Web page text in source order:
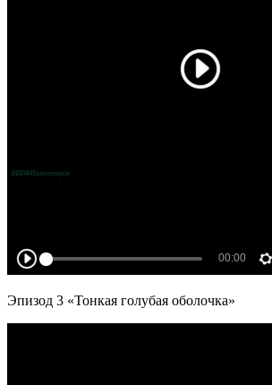
Эпизод 3 «Тонкая голубая оболочка»